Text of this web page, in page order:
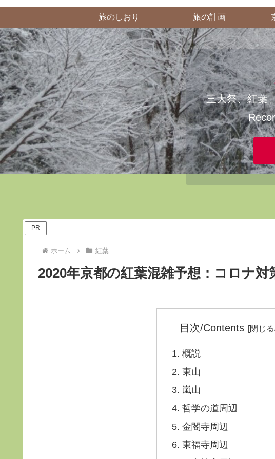
旅のしおり 旅の計画
三大祭、紅葉
PR
ホーム 紅葉
2020年京都の紅葉混雑予想：コロナ対
目次/Contents
概説
東山
嵐山
哲学の道周辺
金閣寺周辺
東福寺周辺